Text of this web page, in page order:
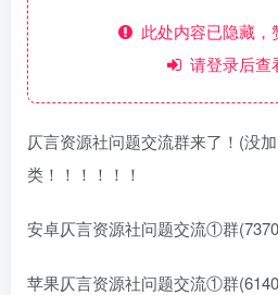
此处内容已隐藏，
请登录后查
仄言资源社问题交流群来了！(没
类！！！！！！
安卓仄言资源社问题交流①群
苹果仄言资源社问题交流①群